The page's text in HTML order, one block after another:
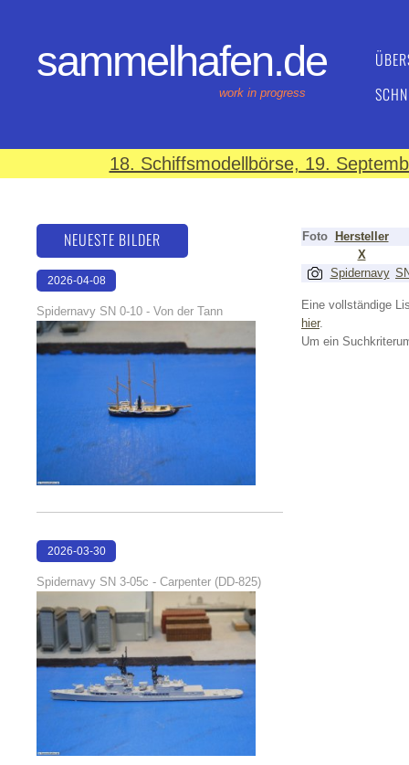
sammelhafen.de
work in progress
18. Schiffsmodellbörse, 19.
Foto
Hersteller
X
Spidernavy
Eine vollständige
hier.
Um ein
NEUESTE BILDER
2026-04-08
Spidernavy SN 0-10 - Von der Tann
2026-03-30
Spidernavy SN 3-05c - Carpenter (DD-825)